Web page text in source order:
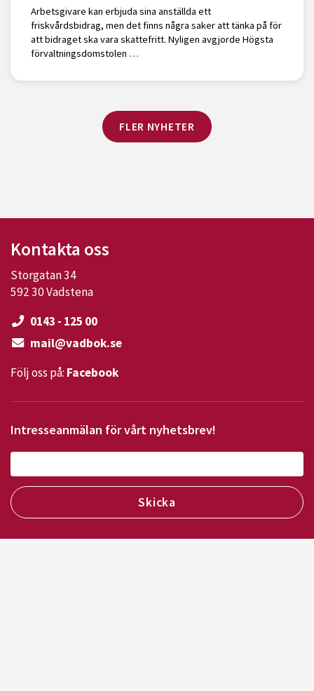
Arbetsgivare kan erbjuda sina anställda ett
friskvårdsbidrag, men det finns några saker att tänka på för
att bidraget ska vara skattefritt. Nyligen avgjorde Högsta
förvaltningsdomstolen …
FLER NYHETER
Kontakta oss
Storgatan 34
592 30 Vadstena
0143 - 125 00
mail@vadbok.se
Följ oss på: Facebook
Intresseanmälan för vårt nyhetsbrev!